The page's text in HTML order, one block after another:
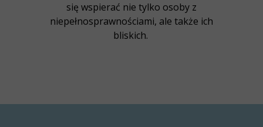
się wspierać nie tylko osoby z
niepełnosprawnościami, ale także ich
bliskich.